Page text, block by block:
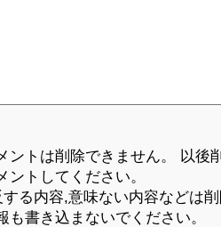
ントは削除できません。 以後
トしてください。
る内容,意味ない内容などは
書き込まないでください。